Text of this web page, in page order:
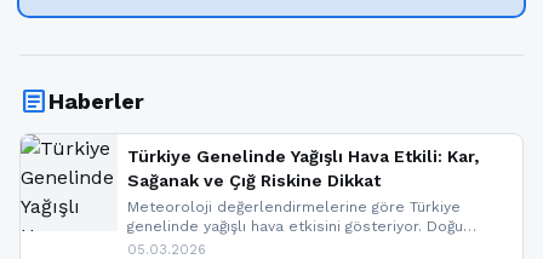
articleHaberler
Türkiye Genelinde Yağışlı Hava Etkili: Kar,
Sağanak ve Çığ Riskine Dikkat
Meteoroloji değerlendirmelerine göre Türkiye
genelinde yağışlı hava etkisini gösteriyor. Doğu
bölgelerinde kar yağışı beklenirken Marmara ve
05.03.2026